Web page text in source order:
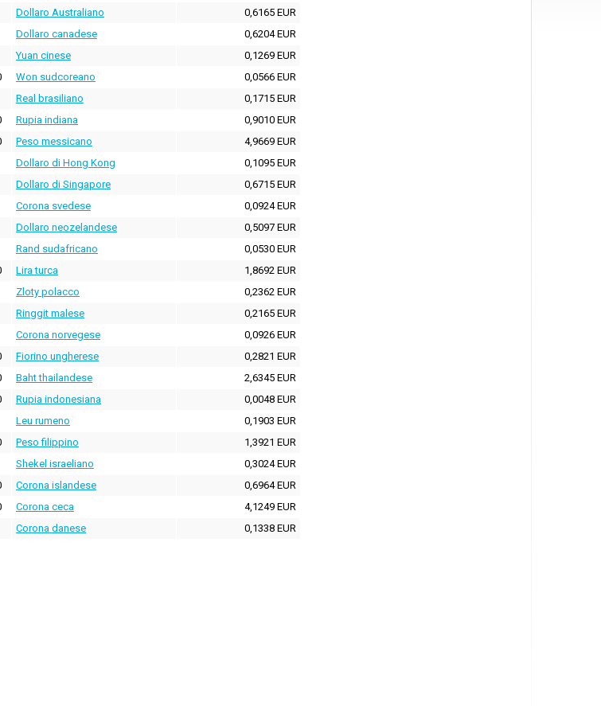
Dollaro Australiano
0,6165 EUR
Dollaro canadese
0,6204 EUR
Yuan cinese
0,1269 EUR
Won sudcoreano
0,0566 EUR
Real brasiliano
0,1715 EUR
Rupia indiana
0,9010 EUR
Peso messicano
4,9669 EUR
Dollaro di Hong Kong
0,1095 EUR
Dollaro di Singapore
0,6715 EUR
Corona svedese
0,0924 EUR
Dollaro neozelandese
0,5097 EUR
Rand sudafricano
0,0530 EUR
Lira turca
1,8692 EUR
Zloty polacco
0,2362 EUR
Ringgit malese
0,2165 EUR
Corona norvegese
0,0926 EUR
Fiorino ungherese
0,2821 EUR
Baht thailandese
2,6345 EUR
Rupia indonesiana
0,0048 EUR
Leu rumeno
0,1903 EUR
Peso filippino
1,3921 EUR
Shekel israeliano
0,3024 EUR
Corona islandese
0,6964 EUR
Corona ceca
4,1249 EUR
Corona danese 0,1338 EUR